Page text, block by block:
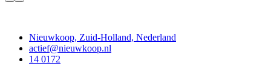
Nieuwkoop, Zuid-Holland, Nederland
actief@nieuwkoop.nl
14 0172